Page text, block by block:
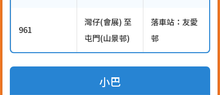
961
灣仔(會展) 至
屯門(山景邨)
落車站：友愛
邨
小巴